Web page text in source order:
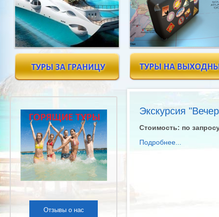
Экскурсия
Стоимость: по
Подробнее...
Отзывы о нас